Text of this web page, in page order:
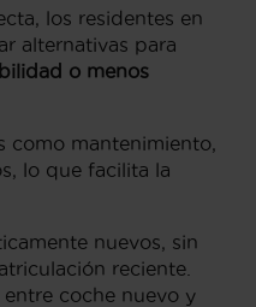
los residentes en
alternativas para
o menos
como mantenimiento,
lo que facilita la
nuevos, sin
reciente.
coche nuevo y